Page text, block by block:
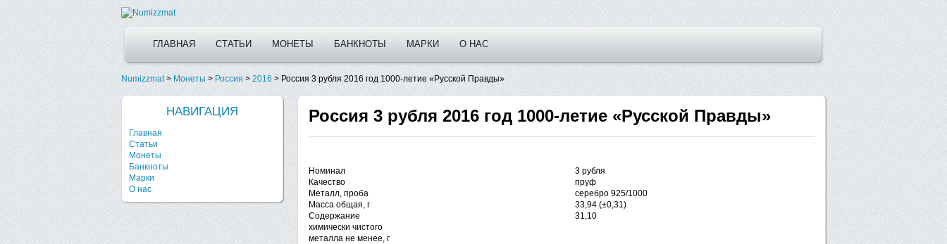
ГЛАВНАЯ СТАТЬИ МОНЕТЫ БАНКНОТЫ МАРКИ О НАС
Numizzmat > Монеты > Россия > 2016 > Россия 3 рубля 2016 год 1000-летие «Русской Правды»
Россия 3 рубля 2016 год 1000-летие «Русской Правды»
Номинал
3 рубля
Качество
пруф
Металл, проба
серебро 925/1000
Масса общая, г
33,94 (±0,31)
Содержание
химически чистого
металла не менее, г
31,10
НАВИГАЦИЯ
Главная
Статьи
Монеты
Банкноты
Марки
О нас